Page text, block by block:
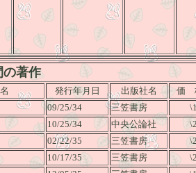
の著作
発行年月日 出版社名
価
09/25/34 三笠書房
10/25/34 中央公論社
02/22/35 三笠書房
10/17/35 三笠書房